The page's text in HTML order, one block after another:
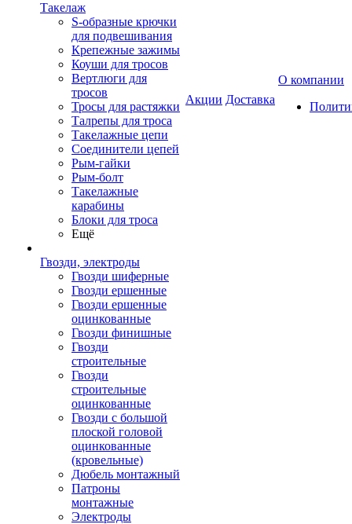
Такелаж
S-образные крючки
для подвешивания
Крепежные зажимы
Коуши для тросов
Вертлюги для
тросов
Тросы для растяжки
Талрепы для троса
Такелажные цепи
Соединители цепей
Рым-гайки
Рым-болт
Такелажные
карабины
Блоки для троса
Ещё
Гвозди, электроды
Гвозди шиферные
Гвозди ершенные
Гвозди ершенные
оцинкованные
Гвозди финишные
Гвозди
строительные
Гвозди
строительные
оцинкованные
Гвозди с большой
плоской головой
оцинкованные
(кровельные)
Дюбель монтажный
Патроны
монтажные
Электроды
Акции Доставка
О компании